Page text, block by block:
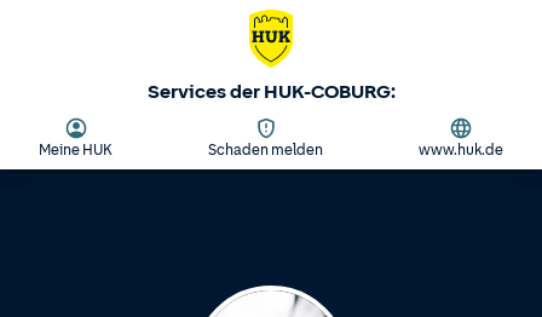
Services der HUK-COBURG:
Meine HUK Schaden melden www.huk.de